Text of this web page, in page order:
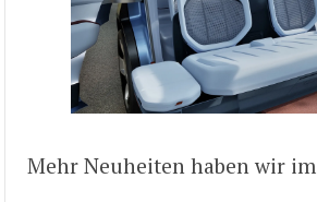
Mehr Neuheiten haben wir im